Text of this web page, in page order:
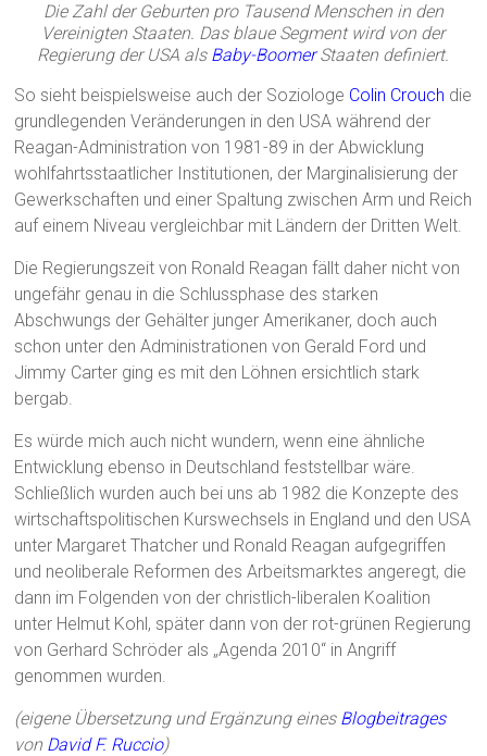
Die Zahl der Geburten pro Tausend Menschen in den
Vereinigten Staaten. Das blaue Segment wird von der
Regierung der USA als Baby-BoomerStaaten definiert.
So sieht beispielsweise auch der Soziologe Colin Crouch die
grundlegenden Veränderungen in den USA während der
Reagan-Administration von 1981-89 in der Abwicklung
wohlfahrtsstaatlicher Institutionen, der Marginalisierung der
Gewerkschaften und einer Spaltung zwischen Arm und Reich
auf einem Niveau vergleichbar mit Ländern der Dritten Welt.
Die Regierungszeit von Ronald Reagan fällt daher nicht von
ungefähr genau in die Schlussphase des starken
Abschwungs der Gehälter junger Amerikaner, doch auch
schon unter den Administrationen von Gerald Ford und
Jimmy Carter ging es mit den Löhnen ersichtlich stark
bergab.
Es würde mich auch nicht wundern, wenn eine ähnliche
Entwicklung ebenso in Deutschland feststellbar wäre.
Schließlich wurden auch bei uns ab 1982 die Konzepte des
wirtschaftspolitischen Kurswechsels in England und den USA
unter Margaret Thatcher und Ronald Reagan aufgegriffen
und neoliberale Reformen des Arbeitsmarktes angeregt, die
dann im Folgenden von der christlich-liberalen Koalition
unter Helmut Kohl, später dann von der rot-grünen Regierung
von Gerhard Schröder als „Agenda 2010“ in Angriff
genommen wurden.
(eigene Übersetzung und Ergänzung eines Blogbeitrages
von David F. Ruccio)